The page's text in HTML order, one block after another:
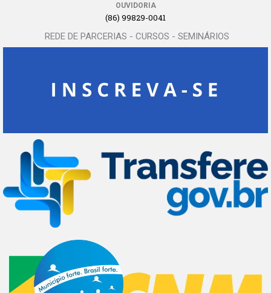
OUVIDORIA
(86) 99829-0041
REDE DE PARCERIAS - CURSOS - SEMINÁRIOS